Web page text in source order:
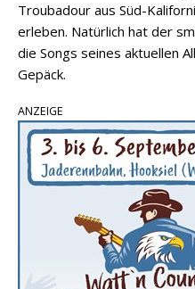
Troubadour aus Süd-
erleben. Natürlich hat der
die Songs seines aktuellen
Gepäck.
ANZEIGE